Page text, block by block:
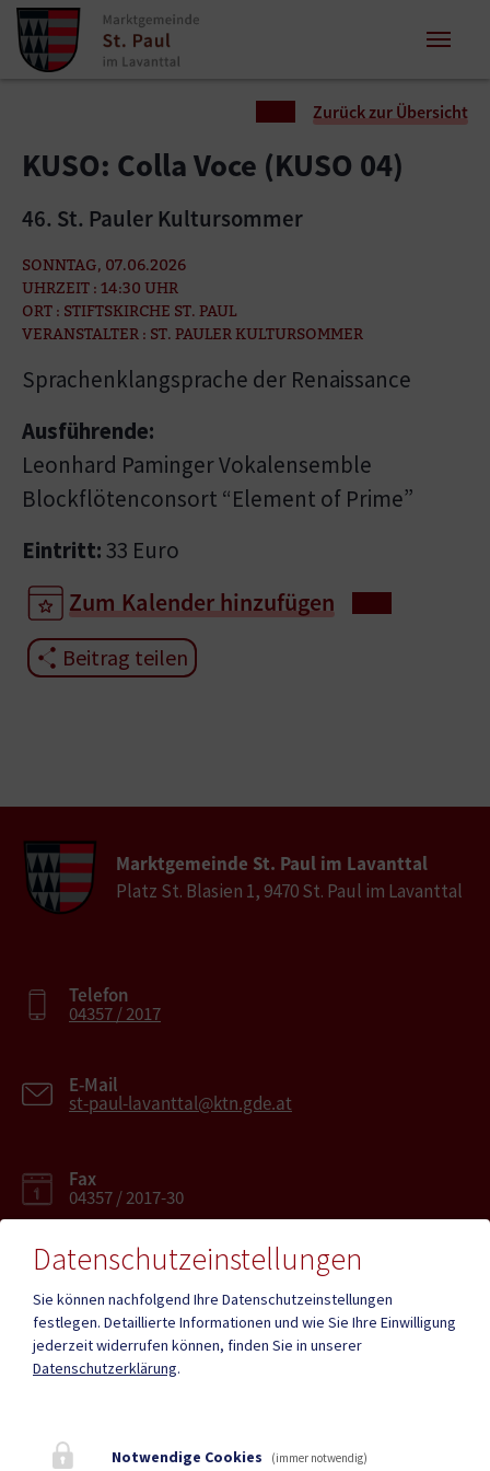
Zum Inhalt springen
Zum Seitenende springen
Zurück zur Übersicht
KUSO: Colla Voce (KUSO 04)
46. St. Pauler Kultursommer
SONNTAG, 07.06.2026
UHRZEIT : 14:30 UHR
ORT : STIFTSKIRCHE ST. PAUL
VERANSTALTER : ST. PAULER KULTURSOMMER
Sprachenklangsprache der Renaissance
Ausführende:
Leonhard Paminger Vokalensemble
Blockflötenconsort “Element of Prime”
Eintritt:33 Euro
Zum Kalender hinzufügen
Beitrag teilen
Marktgemeinde St. Paul im Lavanttal
Platz St. Blasien 1, 9470 St. Paul im Lavanttal
Telefon
04357 / 2017
E-Mail
st-paul-lavanttal@ktn.gde.at
Fax
04357 / 2017-30
Mehr
Geko digital Gemeinde-
Infopoint St. Paul
Datenschutzeinstellungen
Sie können nachfolgend Ihre Datenschutzeinstellungen
festlegen. Detaillierte Informationen und wie Sie Ihre Einwilligung
jederzeit widerrufen können, finden Sie in unserer
Datenschutzerklärung.
Notwendige Cookies (immer notwendig)